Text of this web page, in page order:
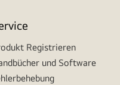
Registrieren
und Software